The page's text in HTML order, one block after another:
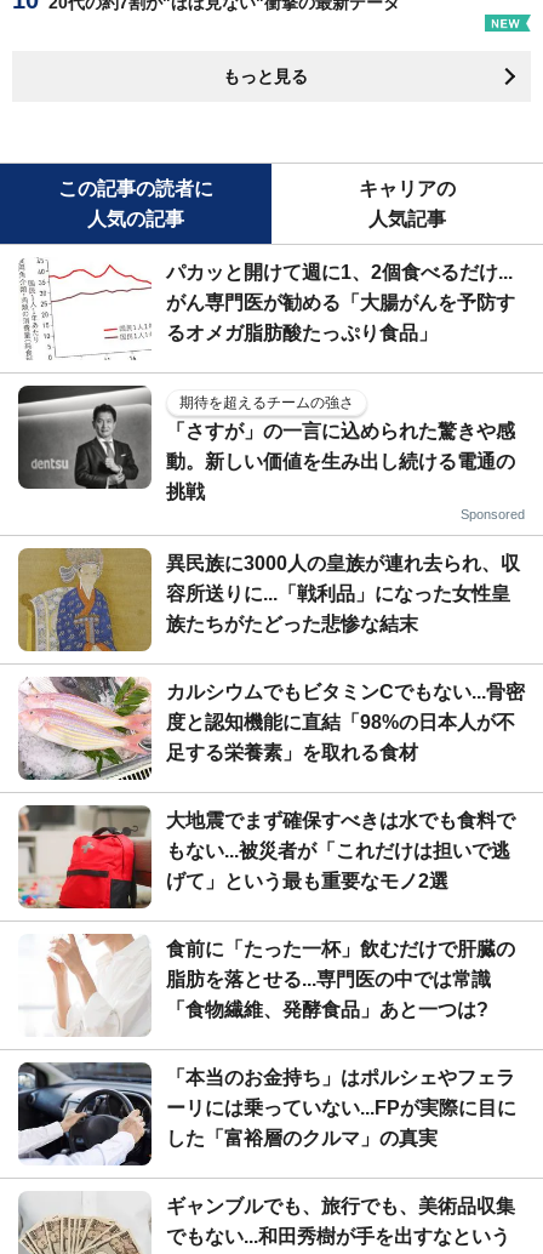
もっと見る
この記事の読者に
人気の記事
キャリアの
人気記事
パカッと開けて週に1、2個食べるだけ...
がん専門医が勧める「大腸がんを予防す
るオメガ脂肪酸たっぷり食品」
期待を超えるチームの強さ
「さすが」の一言に込められた驚きや感
動。新しい価値を生み出し続ける電通の
挑戦
Sponsored
異民族に3000人の皇族が連れ去られ、収
容所送りに...「戦利品」になった女性皇
族たちがたどった悲惨な結末
カルシウムでもビタミンCでもない...骨密
度と認知機能に直結「98%の日本人が不
足する栄養素」を取れる食材
大地震でまず確保すべきは水でも食料で
もない...被災者が「これだけは担いで逃
げて」という最も重要なモノ2選
食前に「たった一杯」飲むだけで肝臓の
脂肪を落とせる...専門医の中では常識
「食物繊維、発酵食品」あと一つは?
「本当のお金持ち」はポルシェやフェラ
ーリには乗っていない...FPが実際に目に
した「富裕層のクルマ」の真実
ギャンブルでも、旅行でも、美術品収集
でもない...和田秀樹が手を出すなという